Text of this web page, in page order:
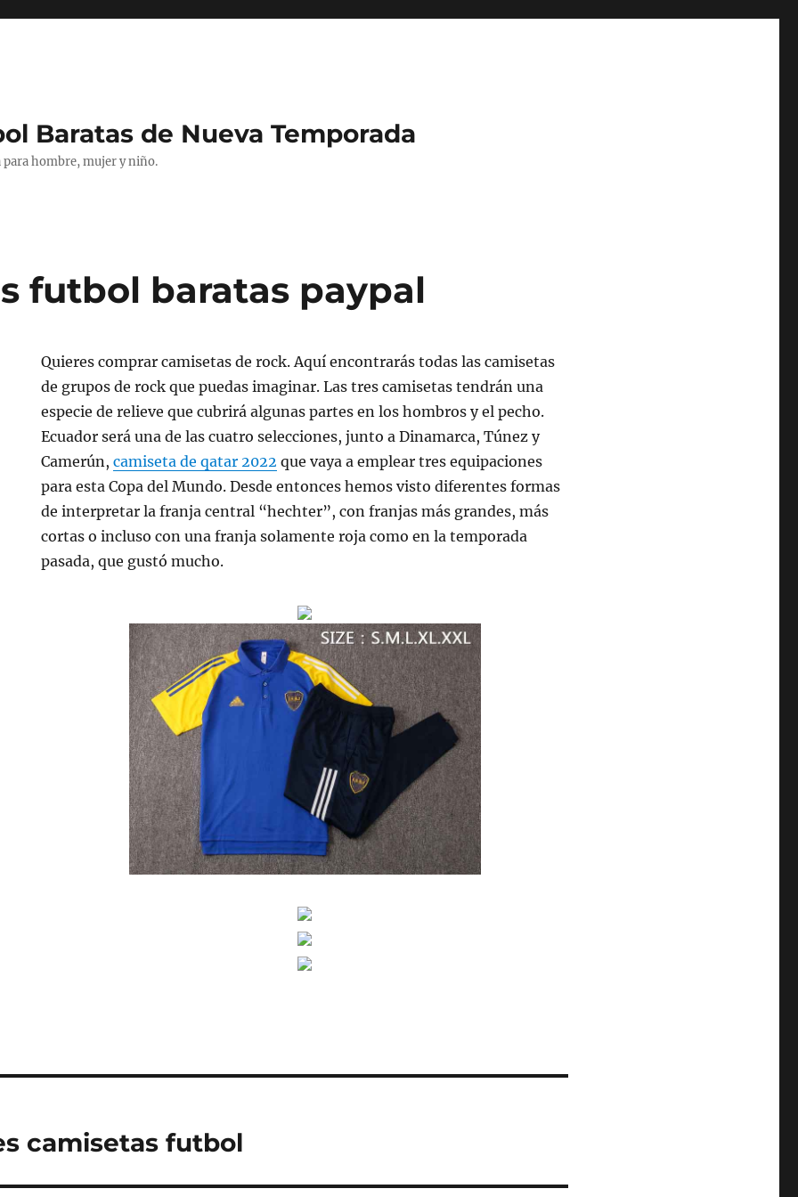
Baratas de Nueva Temporada
para hombre, mujer y niño.
futbol baratas paypal
Quieres comprar camisetas de rock. Aquí encontrarás todas las camisetas
de grupos de rock que puedas imaginar. Las tres camisetas tendrán una
especie de relieve que cubrirá algunas partes en los hombros y el pecho.
Ecuador será una de las cuatro selecciones, junto a Dinamarca, Túnez y
Camerún,camiseta de qatar 2022 que vaya a emplear tres equipaciones
para esta Copa del Mundo. Desde entonces hemos visto diferentes formas
de interpretar la franja central “hechter”, con franjas más grandes, más
cortas o incluso con una franja solamente roja como en la temporada
pasada, que gustó mucho.
camisetas futbol